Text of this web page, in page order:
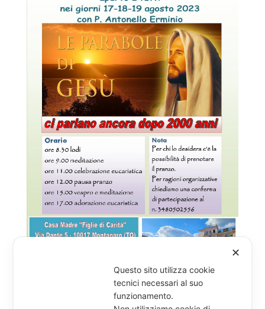
✕
Questo sito utilizza cookie
tecnici necessari al suo
funzionamento.